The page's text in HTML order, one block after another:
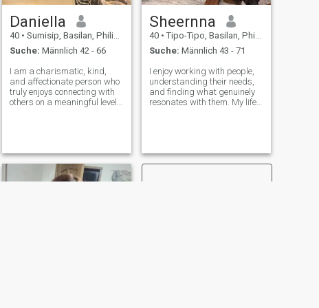
Daniella
40 • Sumisip, Basilan, Philippinen
Suche: Männlich 42 - 66
I am a charismatic, kind,
and affectionate person who
truly enjoys connecting with
others on a meaningful level. I
when they are around me. I
believe that
Sheernna
40 • Tipo-Tipo, Basilan, Philippinen
Suche: Männlich 43 - 71
I enjoy working with people,
understanding their needs,
and finding what genuinely
resonates with them. My life
active. I love dancing,
traveling, mu